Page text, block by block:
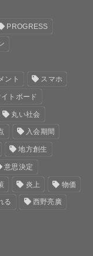
PROGRESS
ント スマホ
トボード
丸い社会
入会期間
地方創生
意思決定
炎上 物価
る 西野亮廣